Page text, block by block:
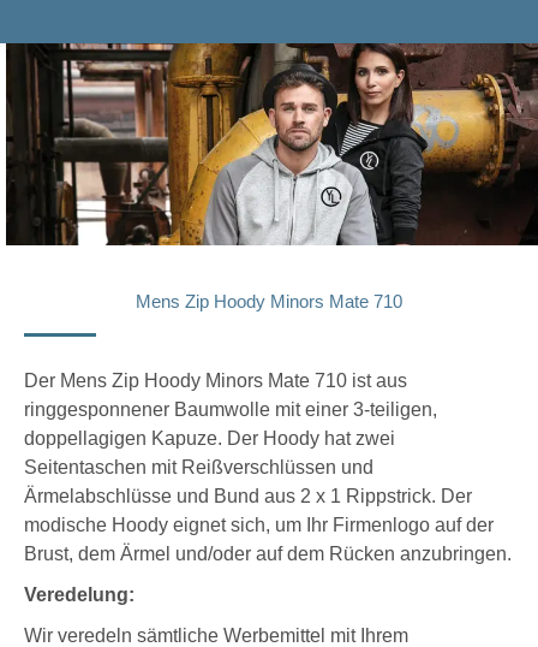
Mens Zip Hoody Minors Mate 710
Der Mens Zip Hoody Minors Mate 710 ist aus
ringgesponnener Baumwolle mit einer 3-teiligen,
doppellagigen Kapuze. Der Hoody hat zwei
Seitentaschen mit Reißverschlüssen und
Ärmelabschlüsse und Bund aus 2 x 1 Rippstrick. Der
modische Hoody eignet sich, um Ihr Firmenlogo auf der
Brust, dem Ärmel und/oder auf dem Rücken anzubringen.
Veredelung:
Wir veredeln sämtliche Werbemittel mit Ihrem